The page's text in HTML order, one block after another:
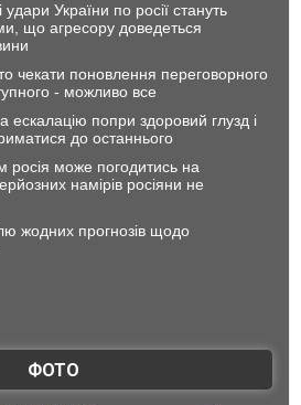
удари України по росії стануть
що агресору доведеться
чекати поновлення переговорного
- можливо все
ескалацію попри здоровий глузд і
до останнього
може погодитись на
намірів росіяни не
жодних прогнозів щодо
ФОТО